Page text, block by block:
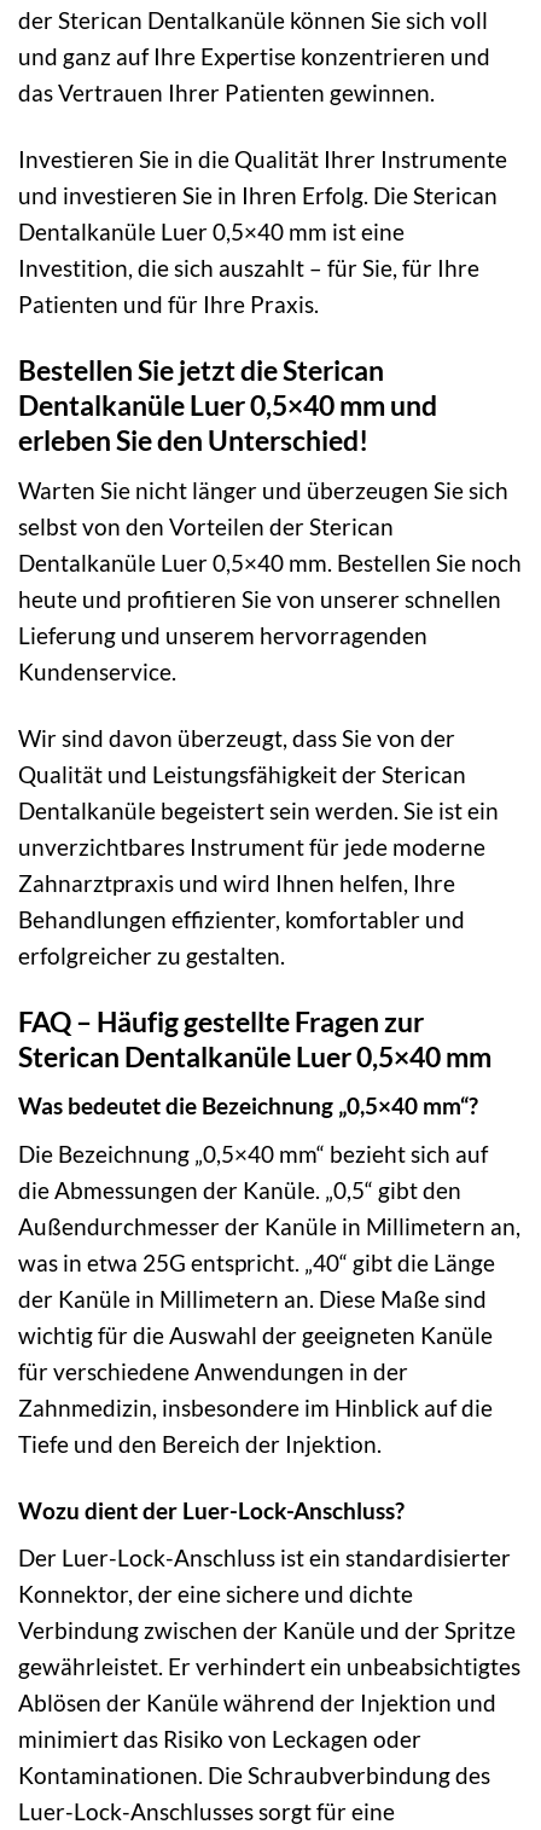
der Sterican Dentalkanüle können Sie sich voll
und ganz auf Ihre Expertise konzentrieren und
das Vertrauen Ihrer Patienten gewinnen.
Investieren Sie in die Qualität Ihrer Instrumente
und investieren Sie in Ihren Erfolg. Die Sterican
Dentalkanüle Luer 0,5×40 mm ist eine
Investition, die sich auszahlt – für Sie, für Ihre
Patienten und für Ihre Praxis.
Bestellen Sie jetzt die Sterican
Dentalkanüle Luer 0,5×40 mm und
erleben Sie den Unterschied!
Warten Sie nicht länger und überzeugen Sie sich
selbst von den Vorteilen der Sterican
Dentalkanüle Luer 0,5×40 mm. Bestellen Sie noch
heute und profitieren Sie von unserer schnellen
Lieferung und unserem hervorragenden
Kundenservice.
Wir sind davon überzeugt, dass Sie von der
Qualität und Leistungsfähigkeit der Sterican
Dentalkanüle begeistert sein werden. Sie ist ein
unverzichtbares Instrument für jede moderne
Zahnarztpraxis und wird Ihnen helfen, Ihre
Behandlungen effizienter, komfortabler und
erfolgreicher zu gestalten.
FAQ – Häufig gestellte Fragen zur
Sterican Dentalkanüle Luer 0,5×40 mm
Was bedeutet die Bezeichnung „0,5×40 mm“?
Die Bezeichnung „0,5×40 mm“ bezieht sich auf
die Abmessungen der Kanüle. „0,5“ gibt den
Außendurchmesser der Kanüle in Millimetern an,
was in etwa 25G entspricht. „40“ gibt die Länge
der Kanüle in Millimetern an. Diese Maße sind
wichtig für die Auswahl der geeigneten Kanüle
für verschiedene Anwendungen in der
Zahnmedizin, insbesondere im Hinblick auf die
Tiefe und den Bereich der Injektion.
Wozu dient der Luer-Lock-Anschluss?
Der Luer-Lock-Anschluss ist ein standardisierter
Konnektor, der eine sichere und dichte
Verbindung zwischen der Kanüle und der Spritze
gewährleistet. Er verhindert ein unbeabsichtigtes
Ablösen der Kanüle während der Injektion und
minimiert das Risiko von Leckagen oder
Kontaminationen. Die Schraubverbindung des
Luer-Lock-Anschlusses sorgt für eine